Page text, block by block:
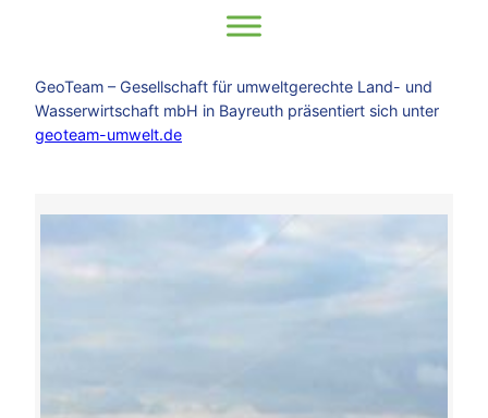
GeoTeam – Gesellschaft für umweltgerechte Land- und
Wasserwirtschaft mbH in Bayreuth präsentiert sich unter
geoteam-umwelt.de